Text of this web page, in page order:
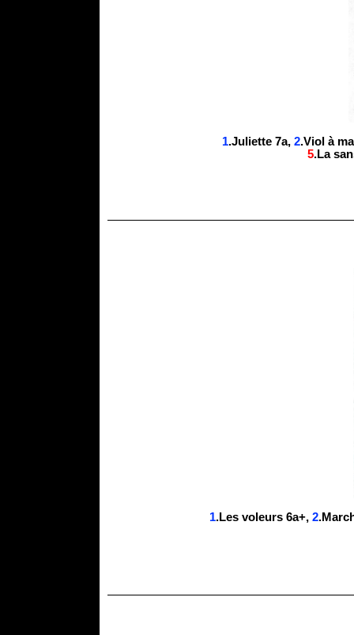
1.Juliette 7a, 2.Viol à
5.La
1.Les voleurs 6a+, 2